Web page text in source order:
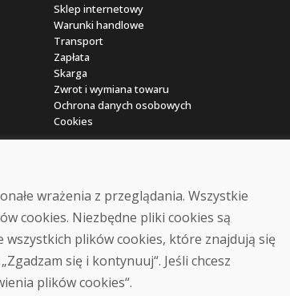
Sklep internetowy
Warunki handlowe
Transport
Zapłata
Skarga
Zwrot i wymiana towaru
Ochrona danych osobowych
Cookies
© DOMIVOSPORT 2026, wszystkie prawa zastrzeżone
- tworzenie stron internetowych, tworzenie sklepów internetowych
wrażenia z przeglądania. Wszystkie
cookies. Niezbędne pliki cookies są
wszystkich plików cookies, które znajdują się
się i kontynuuj“. Jeśli chcesz
plików cookies“.